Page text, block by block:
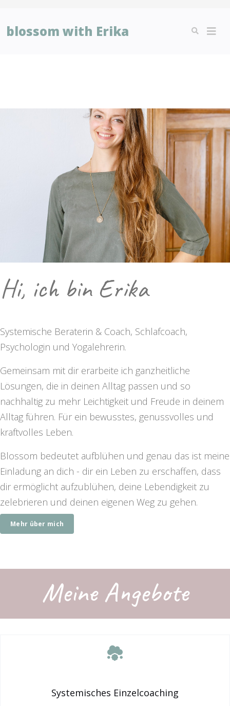
blossom with Erika
Hi, ich bin Erika
Systemische Beraterin & Coach, Schlafcoach,
Psychologin und Yogalehrerin.
Gemeinsam mit dir erarbeite ich ganzheitliche
Lösungen, die in deinen Alltag passen und so
nachhaltig zu mehr Leichtigkeit und Freude in deinem
Alltag führen. Für ein bewusstes, genussvolles und
kraftvolles Leben.
Blossom bedeutet aufblühen und genau das ist meine
Einladung an dich - dir ein Leben zu erschaffen, dass
dir ermöglicht aufzublühen, deine Lebendigkeit zu
zelebrieren und deinen eigenen Weg zu gehen.
Mehr über mich
Meine Angebote
Systemisches Einzelcoaching